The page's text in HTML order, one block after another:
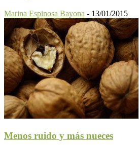
Marina Espinosa Bayona - 13/01/2015
Menos ruido y más nueces